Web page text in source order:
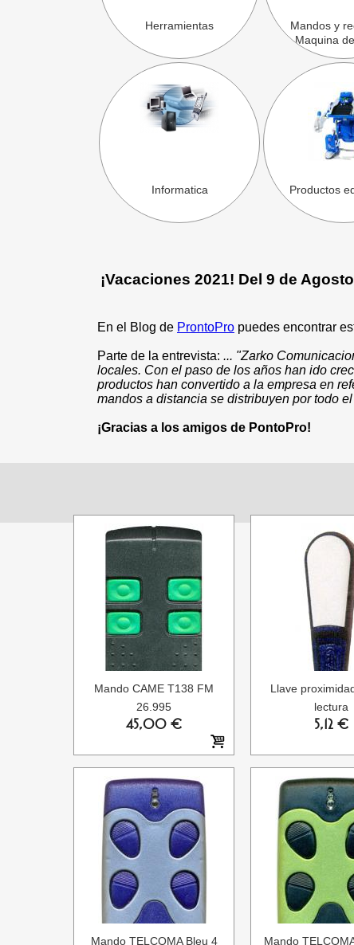
Herramientas
Mandos y
Maquina
Informatica Productos
¡Vacaciones 2021! Del 9 de
En el Blog de ProntoPro puedes encontrar
Parte de la entrevista: ... "Zarko
locales. Con el paso de los años han ido
productos han convertido a la empresa en
mandos a distancia se distribuyen por todo
¡Gracias a los amigos de PontoPro!
Mando CAME T138 FM
26.995
45,00 €
Llave
lectura
5,12 €
Mando TELCOMA Bleu 4 Mando